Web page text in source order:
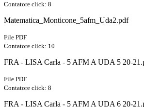
Contatore click: 8
Matematica_Monticone_5afm_Uda2.pdf
File PDF
Contatore click: 10
FRA - LISA Carla - 5 AFM A UDA 5 20-
File PDF
Contatore click: 8
FRA - LISA Carla - 5 AFM A UDA 6 20-